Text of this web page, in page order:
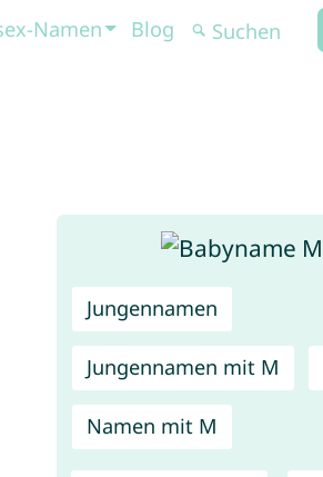
Namen Blog
Jungennamen
Jungennamen mit M
Namen mit M